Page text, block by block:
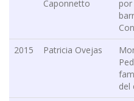
Caponnetto
por
2015
Patricia Ovejas
del